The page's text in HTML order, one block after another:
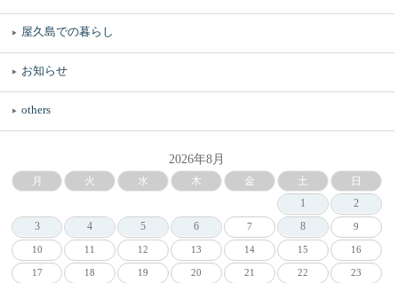
屋久島での暮らし
お知らせ
others
2026年8月
月 火 水 木 金 土
日
1
2
3
4 5 6 7 8 9
10 11 12 13 14 15 16
17 18 19 20 21 22 23